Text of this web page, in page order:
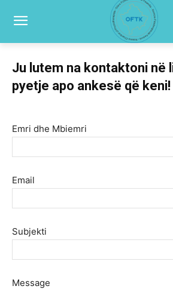
Ju lutem na kontaktoni në
pyetje apo ankesë që keni!
Emri dhe Mbiemri
Email
Subjekti
Message